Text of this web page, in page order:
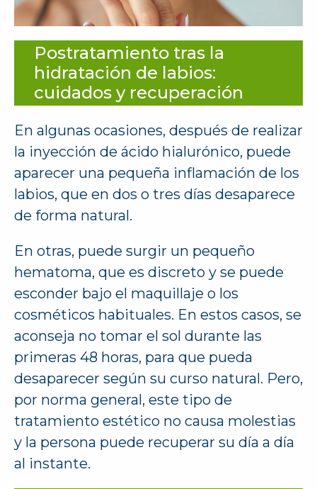
Postratamiento tras la
hidratación de labios:
cuidados y recuperación
En algunas ocasiones, después de realizar
la inyección de ácido hialurónico, puede
aparecer una pequeña inflamación de los
labios, que en dos o tres días desaparece
de forma natural.
En otras, puede surgir un pequeño
hematoma, que es discreto y se puede
esconder bajo el maquillaje o los
cosméticos habituales. En estos casos, se
aconseja no tomar el sol durante las
primeras 48 horas, para que pueda
desaparecer según su curso natural. Pero,
por norma general, este tipo de
tratamiento estético no causa molestias
y la persona puede recuperar su día a día
al instante.